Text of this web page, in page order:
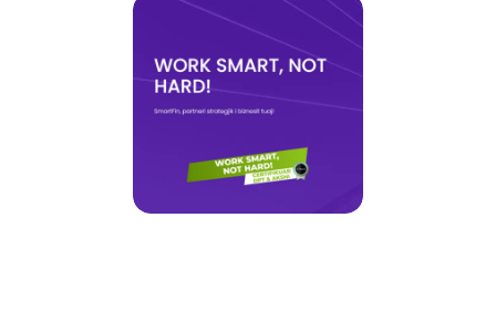
Albanian Council for Technology and Innovation
gjithmonë për këtë frymë bashkëpunimi. Dhe ndërsa
partnerët kanë treguar mjaftueshëm sa i fortë është
rezultatet si ky që flasin më shumë.